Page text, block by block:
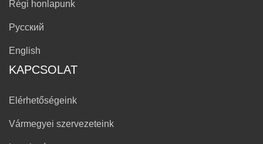
Régi honlapunk
Русский
English
KAPCSOLAT
Elérhetőségeink
Vármegyei szervezeteink